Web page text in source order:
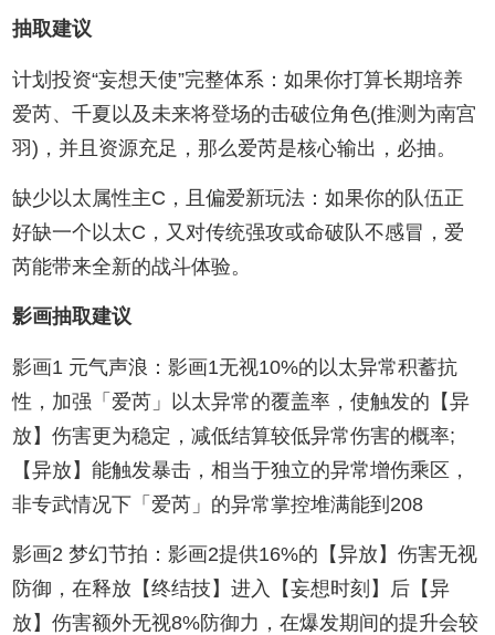
抽取建议
计划投资“妄想天使”完整体系：如果你打算长期培养
爱芮、千夏以及未来将登场的击破位角色(推测为南宫
羽)，并且资源充足，那么爱芮是核心输出，必抽。
缺少以太属性主C，且偏爱新玩法：如果你的队伍正
好缺一个以太C，又对传统强攻或命破队不感冒，爱
芮能带来全新的战斗体验。
影画抽取建议
影画1 元气声浪：影画1无视10%的以太异常积蓄抗
性，加强「爱芮」以太异常的覆盖率，使触发的【异
放】伤害更为稳定，减低结算较低异常伤害的概率;
【异放】能触发暴击，相当于独立的异常增伤乘区，
非专武情况下「爱芮」的异常掌控堆满能到208
影画2 梦幻节拍：影画2提供16%的【异放】伤害无视
防御，在释放【终结技】进入【妄想时刻】后【异
放】伤害额外无视8%防御力，在爆发期间的提升会较